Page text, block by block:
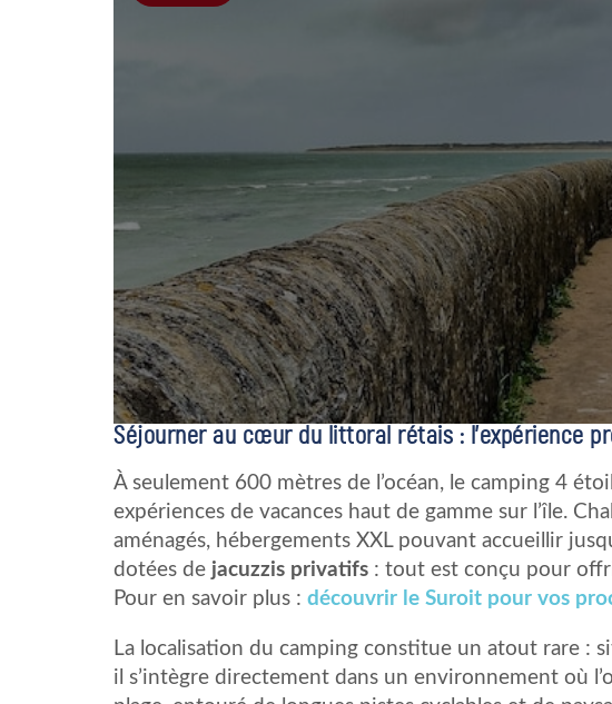
Séjourner au cœur du littoral rétais : l’expérience
À seulement 600 mètres de l’océan, le camping 4
expériences de vacances haut de gamme sur l’île.
aménagés, hébergements XXL pouvant accueillir
dotées de jacuzzis privatifs : tout est conçu pour
Pour en savoir plus : découvrir le Suroit pour vos
La localisation du camping constitue un atout rare :
il s’intègre directement dans un environnement où